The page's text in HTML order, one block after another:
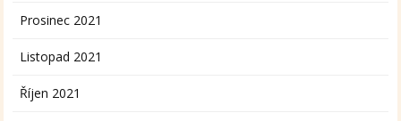
Prosinec 2021
Listopad 2021
Říjen 2021